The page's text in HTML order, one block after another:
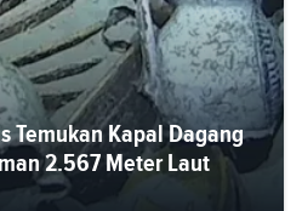
Temukan Kapal Dagang
2.567 Meter Laut